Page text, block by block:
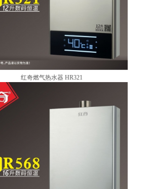
红奇燃气热水器 HR321